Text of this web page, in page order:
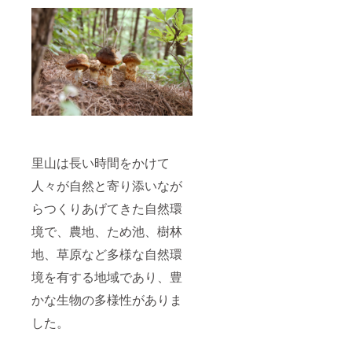
里山は長い時間をかけて
人々が自然と寄り添いなが
らつくりあげてきた自然環
境で、農地、ため池、樹林
地、草原など多様な自然環
境を有する地域であり、豊
かな生物の多様性がありま
した。